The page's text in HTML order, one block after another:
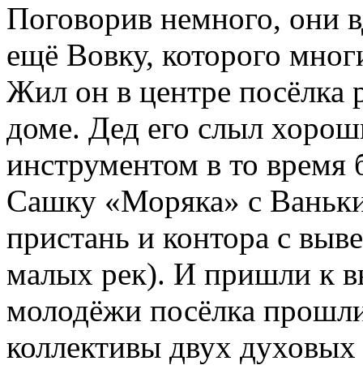
Поговорив немного, они
ещё Вовку, которого
Жил он в центре посёлка
доме. Дед его слыл
инструментом в то
Сашку «Моряка» с
пристань и контора с
малых рек). И пришли к
молодёжи посёлка
коллективы двух духовых